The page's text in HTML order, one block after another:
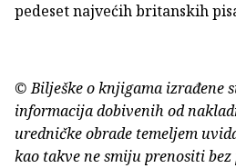
pedeset najvećih britanskih
© Bilješke o knjigama izrađene
informacija dobivenih od
uredničke obrade temeljem
kao takve ne smiju prenositi